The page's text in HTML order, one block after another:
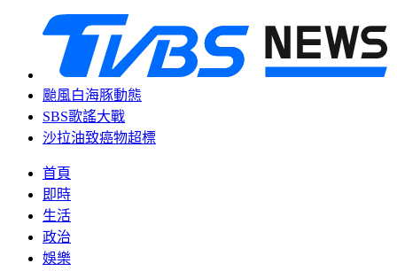
颱風白海豚動態
SBS歌謠大戰
沙拉油致癌物超標
首頁
即時
生活
政治
娛樂